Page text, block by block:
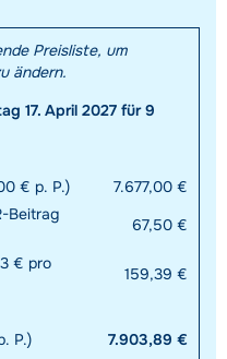
Preisliste, um
ändern.
17. April 2027 für 9
€ p. P.)
7.677,00 €
Beitrag
67,50 €
€ pro
159,39 €
P.) 7.903,89 €